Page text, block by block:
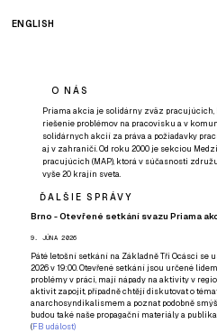
ENGLISH
O NÁS
Priama akcia je solidárny zväz
riešenie problémov na pracovisku a v
solidárnych akcií za práva a požiadavky
aj v zahraničí. Od roku 2000 je sekciou
pracujúcich (MAP), ktorá v súčasnosti
vyše 20 krajín sveta.
ĎALŠIE SPRÁVY
Brno - Otevřené setkání svazu Priama
9. JÚNA 2026
Páté letošní setkání na Základně Tři Ocásci se
2026 v 19:00. Otevřené setkání jsou určené
problémy v práci, mají nápady na aktivity v
aktivit zapojit, případně chtějí diskutovat o
anarchosyndikalismem a poznat podobně
budou také naše propagační materiály a
(FB událost)